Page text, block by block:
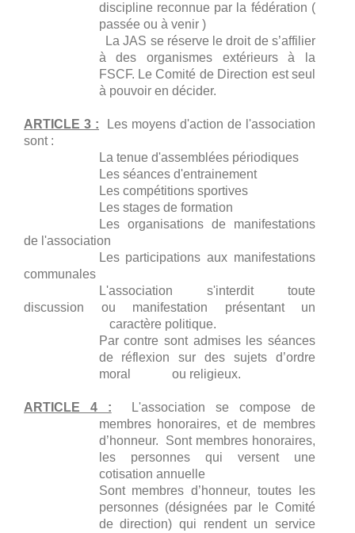
discipline reconnue par la fédération (
passée ou à venir )
La JAS se réserve le droit de s’affilier
à des organismes extérieurs à la
FSCF. Le Comité de Direction est seul
à pouvoir en décider.
ARTICLE 3 : Les moyens d'action de l'association
sont :
La tenue d'assemblées périodiques
Les séances d'entrainement
Les compétitions sportives
Les stages de formation
Les organisations de manifestations
de l'association
Les participations aux manifestations
communales
L'association s'interdit toute
discussion ou manifestation présentant un
caractère politique.
Par contre sont admises les séances
de réflexion sur des sujets d’ordre
moral ou religieux.
ARTICLE 4 : L'association se compose de
membres honoraires, et de membres
d’honneur. Sont membres honoraires,
les personnes qui versent une
cotisation annuelle
Sont membres d’honneur, toutes les
personnes (désignées par le Comité
de direction) qui rendent un service